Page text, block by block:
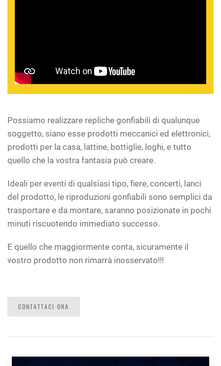
Possiamo realizzare repliche gonfiabili di qualunque
soggetto, siano esse prodotti meccanici ed elettronici,
prodotti per la casa, lattine, bottiglie, loghi, e tutto
quello che la vostra fantasia può creare.
Ideali per eventi di qualsiasi tipo, fiere, concerti, lanci
del prodotto, le riproduzioni gonfiabili sono semplici da
trasportare e da montare, saranno posizionate in pochi
minuti riscuotendo immediato successo.
E quello che maggiormente conta, sicuramente il
vostro prodotto non rimarrà inosservato!!!
CONTATTACI ORA